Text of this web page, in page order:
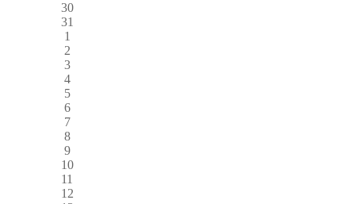
30
31
1
2
3
4
5
6
7
8
9
10
11
12